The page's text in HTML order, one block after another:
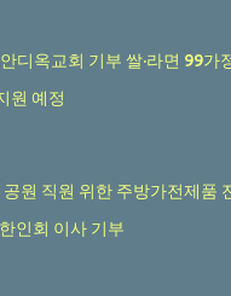
디옥교회 기부 쌀·라면 99가
원 예정
원 직원 위한 주방가전제품
인회 이사 기부